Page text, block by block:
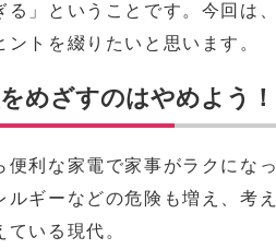
る」ということです。今回は
ントを綴りたいと思います。
めざすのはやめよう！
便利な家電で家事がラクにな
ルギーなどの危険も増え、考
ている現代。